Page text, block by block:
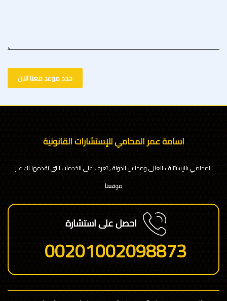
حدد موعد معنا الان
اسامة عمر المحامي للإستشارات القانونية
المحامي بالإستئناف العالى ومجلس الدولة , تعرف على الخدمات التى نقدمها لك عبر
موقعنا
احصل على استشارة
00201002098873